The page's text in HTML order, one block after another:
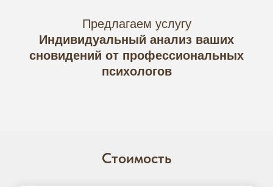
Предлагаем услугу
Индивидуальный анализ ваших
сновидений от профессиональных
психологов
Стоимость